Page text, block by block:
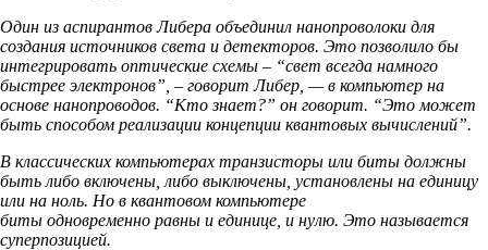
Один из аспирантов Либера объединил нанопроволоки для
создания источников света и детекторов. Это позволило бы
интегрировать оптические схемы – “свет всегда намного
быстрее электронов”, – говорит Либер, — в компьютер на
основе нанопроводов. “Кто знает?” он говорит. “Это может
быть способом реализации концепции квантовых вычислений”.
В классических компьютерах транзисторы или биты должны
быть либо включены, либо выключены, установлены на единицу
или на ноль. Но в квантовом компьютере
биты одновременно равны и единице, и нулю. Это называется
суперпозицией.